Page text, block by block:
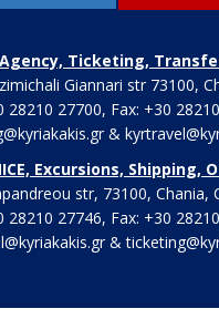
Ticketing,
Giannari str 73100,
28210 27700, Fax: +30
&
Excursions, Shipping,
str, 73100, Chania,
28210 27746, Fax: +30
&